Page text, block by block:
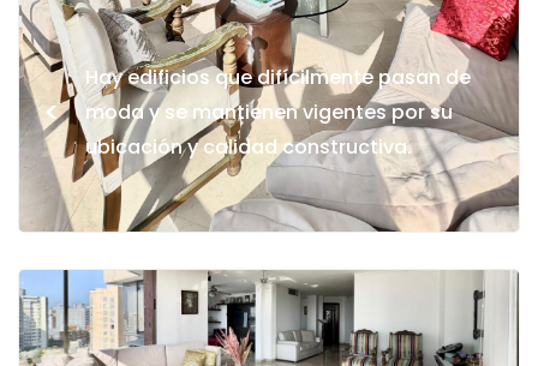
<
Hay edificios que difícilmente pasan de
moda y se mantienen vigentes por su
ubicación y calidad constructiva.